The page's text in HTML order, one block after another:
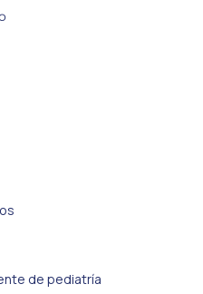
de pediatría